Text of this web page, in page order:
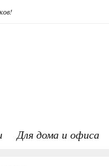
Для дома и офиса